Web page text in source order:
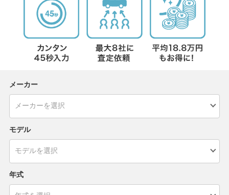
メーカー
モデル
年式